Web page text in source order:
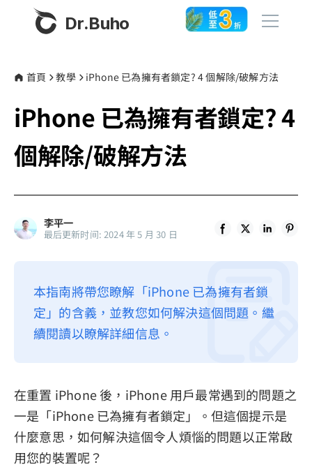
Dr.Buho
產品
BuhoCleaner
BuhoUnlocker
BuhoRepair
BuhoNTFS
商店
關於我們
聯絡我們
隱私權政策
首頁 教學 iPhone 已為擁有者鎖定? 4 個解除/破解方法
iPhone 已為擁有者鎖定? 4
個解除/破解方法
李平一
最后更新时间: 2024 年 5 月 30 日
本指南將帶您瞭解「iPhone 已為擁有者鎖
定」的含義，並教您如何解決這個問題。繼
續閱讀以瞭解詳細信息。
在重置 iPhone 後，iPhone 用戶最常遇到的問題之
一是「iPhone 已為擁有者鎖定」。但這個提示是
什麼意思，如何解決這個令人煩惱的問題以正常啟
用您的裝置呢？